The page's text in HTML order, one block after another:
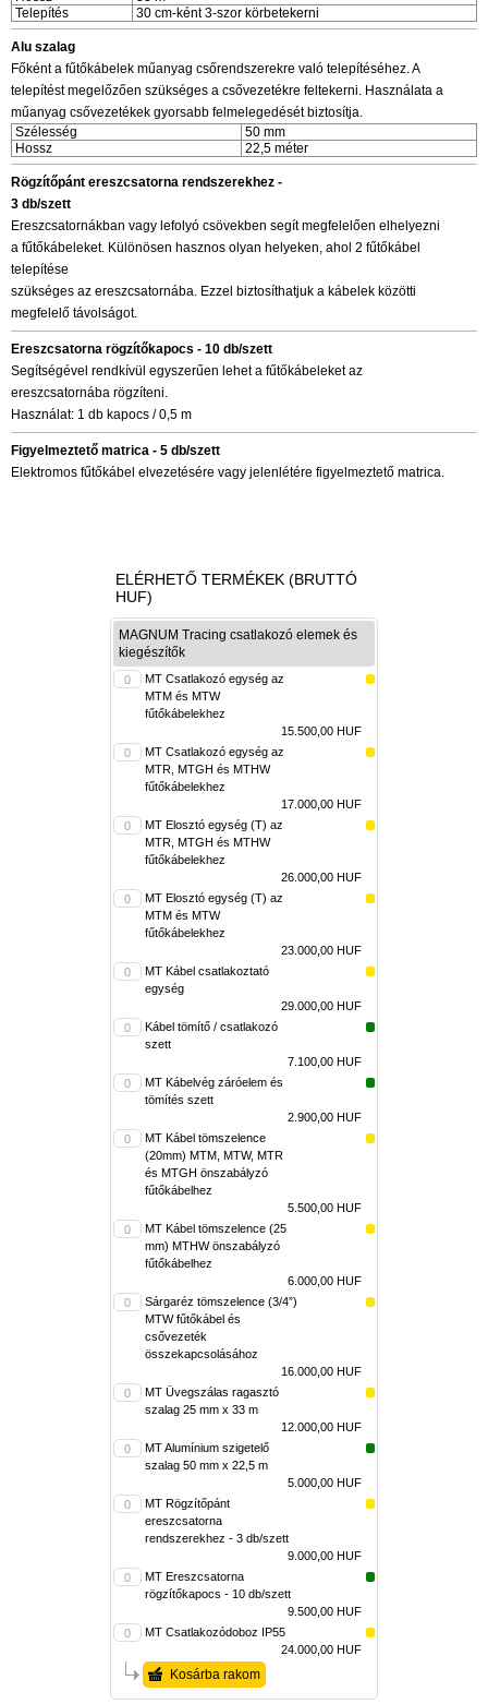
Telepítés
30 cm-ként 3-szor körbetekerni
Alu szalag
Főként a fűtőkábelek műanyag csőrendszerekre való telepítéséhez. A
telepítést megelőzően szükséges a csővezetékre feltekerni. Használata a
műanyag csővezetékek gyorsabb felmelegedését biztosítja.
Szélesség
50 mm
Hossz
22,5 méter
Rögzítőpánt ereszcsatorna rendszerekhez -
3 db/szett
Ereszcsatornákban vagy lefolyó csövekben segít megfelelően elhelyezni
a fűtőkábeleket. Különösen hasznos olyan helyeken, ahol 2 fűtőkábel
telepítése
szükséges az ereszcsatornába. Ezzel biztosíthatjuk a kábelek közötti
megfelelő távolságot.
Ereszcsatorna rögzítőkapocs - 10 db/szett
Segítségével rendkívül egyszerűen lehet a fűtőkábeleket az
ereszcsatornába rögzíteni.
Használat: 1 db kapocs / 0,5 m
Figyelmeztető matrica - 5 db/szett
Elektromos fűtőkábel elvezetésére vagy jelenlétére figyelmeztető matrica.
ELÉRHETŐ TERMÉKEK (BRUTTÓ
HUF)
MAGNUM Tracing csatlakozó elemek és
kiegészítők
MT Csatlakozó egység az
MTM és MTW
fűtőkábelekhez
15.500,00 HUF
MT Csatlakozó egység az
MTR, MTGH és MTHW
fűtőkábelekhez
17.000,00 HUF
MT Elosztó egység (T) az
MTR, MTGH és MTHW
fűtőkábelekhez
26.000,00 HUF
MT Elosztó egység (T) az
MTM és MTW
fűtőkábelekhez
23.000,00 HUF
MT Kábel csatlakoztató
egység
29.000,00 HUF
Kábel tömítő / csatlakozó
szett
7.100,00 HUF
MT Kábelvég záróelem és
tömítés szett
2.900,00 HUF
MT Kábel tömszelence
(20mm) MTM, MTW, MTR
és MTGH önszabályzó
fűtőkábelhez
5.500,00 HUF
MT Kábel tömszelence (25
mm) MTHW önszabályzó
fűtőkábelhez
6.000,00 HUF
Sárgaréz tömszelence (3/4”)
MTW fűtőkábel és
csővezeték
összekapcsolásához
16.000,00 HUF
MT Üvegszálas ragasztó
szalag 25 mm x 33 m
12.000,00 HUF
MT Alumínium szigetelő
szalag 50 mm x 22,5 m
5.000,00 HUF
MT Rögzítőpánt
ereszcsatorna
rendszerekhez - 3 db/szett
9.000,00 HUF
MT Ereszcsatorna
rögzítőkapocs - 10 db/szett
9.500,00 HUF
MT Csatlakozódoboz IP55
24.000,00 HUF
Kosárba rakom